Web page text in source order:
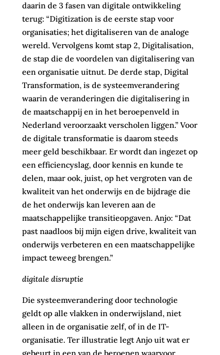
daarin de 3 fasen van digitale ontwikkeling
terug: “Digitization is de eerste stap voor
organisaties; het digitaliseren van de analoge
wereld. Vervolgens komt stap 2, Digitalisation,
de stap die de voordelen van digitalisering van
een organisatie uitnut. De derde stap, Digital
Transformation, is de systeemverandering
waarin de veranderingen die digitalisering in
de maatschappij en in het beroepenveld in
Nederland veroorzaakt verscholen liggen.” Voor
de digitale transformatie is daarom steeds
meer geld beschikbaar. Er wordt dan ingezet op
een efficiencyslag, door kennis en kunde te
delen, maar ook, juist, op het vergroten van de
kwaliteit van het onderwijs en de bijdrage die
de het onderwijs kan leveren aan de
maatschappelijke transitieopgaven. Anjo: “Dat
past naadloos bij mijn eigen drive, kwaliteit van
onderwijs verbeteren en een maatschappelijke
impact teweeg brengen.”
digitale disruptie
Die systeemverandering door technologie
geldt op alle vlakken in onderwijsland, niet
alleen in de organisatie zelf, of in de IT-
organisatie. Ter illustratie legt Anjo uit wat er
gebeurt in een van de beroepen waarvoor